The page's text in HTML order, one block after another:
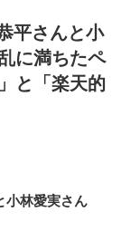
平さんと小
に満ちたペ
と「楽天的
小林愛実さん